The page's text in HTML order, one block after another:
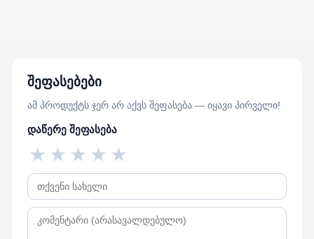
შეფასებები
ამ პროდუქტს ჯერ არ აქვს შეფასება — იყავი პირველი!
დაწერე შეფასება
★
★
★
★
★